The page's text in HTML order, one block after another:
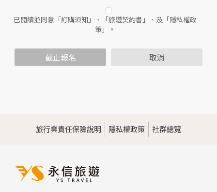
二、個人資料的蒐集、處理及利用方式
當您造訪本網站或使用本網站所提供之功能服務時，我們將視
範圍內處理及利用您的個人資料；非經您書面同意，本網站不
會將個人資料用於其他用途。
為提供精確的服務，我們會將收集的問卷調查內容進行統計與
分析，分析結果之統計數據或說明文字呈現，除供內部研究
三、資料之保護
已閱讀並同意「訂購須知」、「旅遊契約書」、及「隱私權政
策」。
截止報名 取消
旅行業責任保險說明 隱私權政策 社群總覽